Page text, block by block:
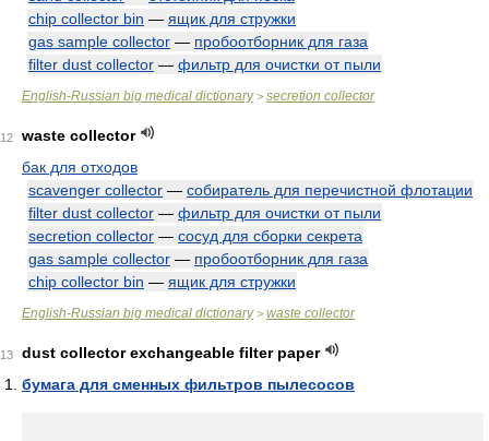
chip collector bin — ящик для стружки
gas sample collector — пробоотборник для газа
filter dust collector — фильтр для очистки от пыли
English-Russian big medical dictionary> secretion collector
12
waste collector
бак для отходов
scavenger collector — собиратель для перечистной флотации
filter dust collector — фильтр для очистки от пыли
secretion collector — сосуд для сборки секрета
gas sample collector — пробоотборник для газа
chip collector bin — ящик для стружки
English-Russian big medical dictionary> waste collector
13
dust collector exchangeable filter paper
бумага для сменных фильтров пылесосов